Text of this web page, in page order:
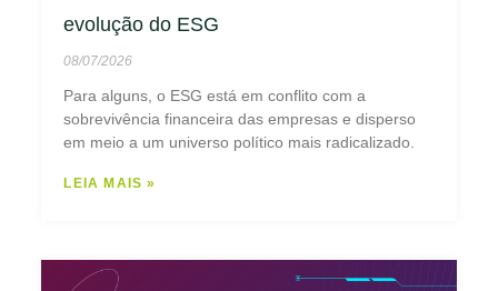
evolução do ESG
08/07/2026
Para alguns, o ESG está em conflito com a
sobrevivência financeira das empresas e disperso
em meio a um universo político mais radicalizado.
LEIA MAIS »